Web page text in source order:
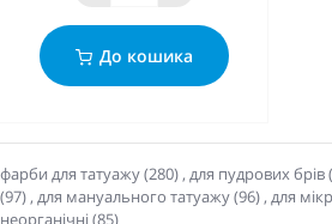
До кошика
фарби для татуажу (280) , для пудрових брів
(97) , для мануального татуажу (96) , для
неорганічні (85)